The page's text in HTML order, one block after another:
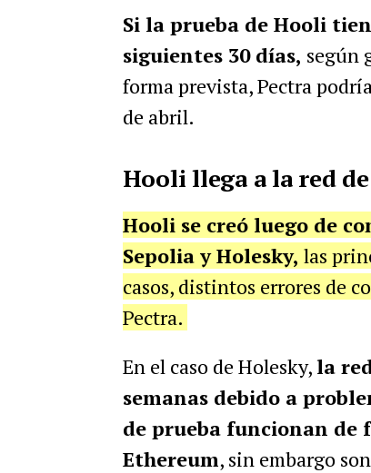
Si la prueba de Hooli
siguientes 30 días, según
forma prevista,Pectra
de abril.
Hooli llega a la red
Hooli se creó luego de
Sepolia y Holesky, las
casos, distintos errores de
Pectra.
En el caso de Holesky,la
semanas debido a
de prueba funcionan de
Ethereum, sin embargo